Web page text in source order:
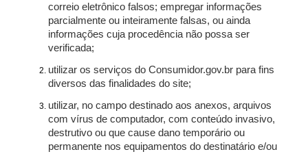
correio eletrônico falsos; empregar informações
parcialmente ou inteiramente falsas, ou ainda
informações cuja procedência não possa ser
verificada;
utilizar os serviços do Consumidor.gov.br para fins
diversos das finalidades do site;
utilizar, no campo destinado aos anexos, arquivos
com vírus de computador, com conteúdo invasivo,
destrutivo ou que cause dano temporário ou
permanente nos equipamentos do destinatário e/ou